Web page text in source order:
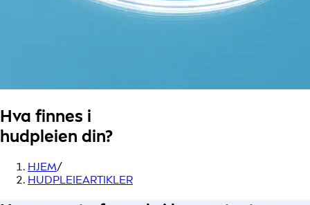
Hva finnes i
hudpleien din?
HJEM/
HUDPLEIEARTIKLER